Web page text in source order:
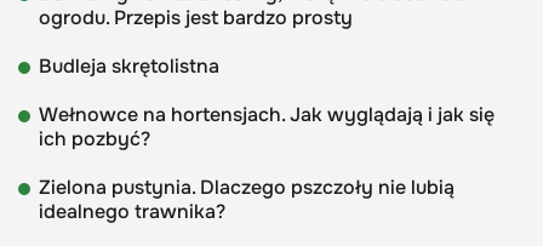
ogrodu. Przepis jest bardzo prosty
Budleja skrętolistna
Wełnowce na hortensjach. Jak wyglądają i jak się
ich pozbyć?
Zielona pustynia. Dlaczego pszczoły nie lubią
idealnego trawnika?